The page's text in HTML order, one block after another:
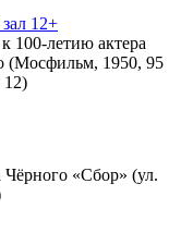
12+
100-летию актера
(Мосфильм, 1950, 95
12)
«Сбор» (ул.